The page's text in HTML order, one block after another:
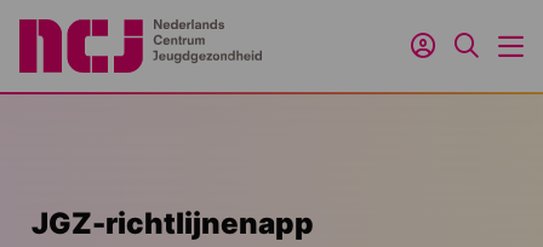
Inloggen
Zoeken
JGZ-richtlijnenapp